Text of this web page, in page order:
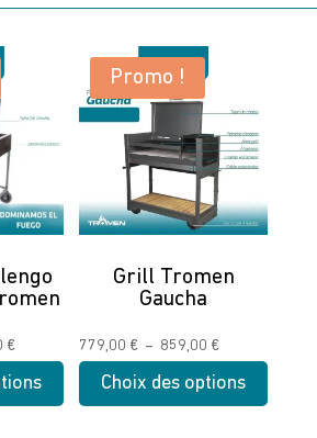
€Plage
prix :
Promo !
Grill Tromen
Gaucha
779,00 € – 859,00 €
prix :
Choix des options